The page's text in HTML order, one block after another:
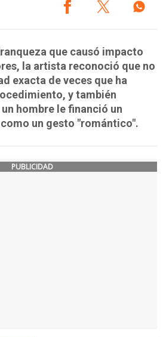
que causó impacto
la artista reconoció que no
exacta de veces que ha
y también
hombre le financió un
un gesto "romántico".
PUBLICIDAD